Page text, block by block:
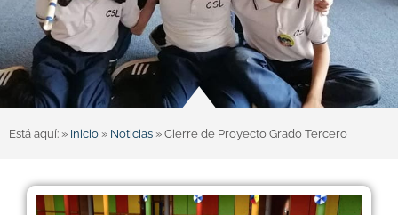
Está aquí: » Inicio » Noticias » Cierre de Proyecto Grado Tercero